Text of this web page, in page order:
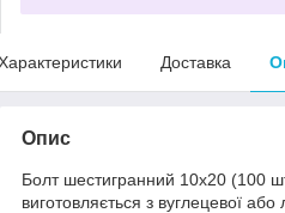
Доставка
Опис
Болт шестигранний 10х20 (100
виготовляється з вуглецевої